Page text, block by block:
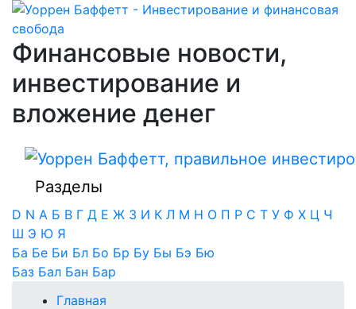
Финансовые новости,
инвестирование и
вложение денег
Разделы
D N А Б В Г Д Е Ж З И К Л М Н О П Р С Т У Ф Х Ц Ч
Ш Э Ю Я
Ба Бе Би Бл Бо Бр Бу Бы Бэ Бю
Баз Бал Бан Бар
Главная